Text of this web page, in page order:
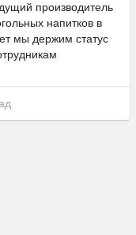
производитель
напитков в
мы держим статус